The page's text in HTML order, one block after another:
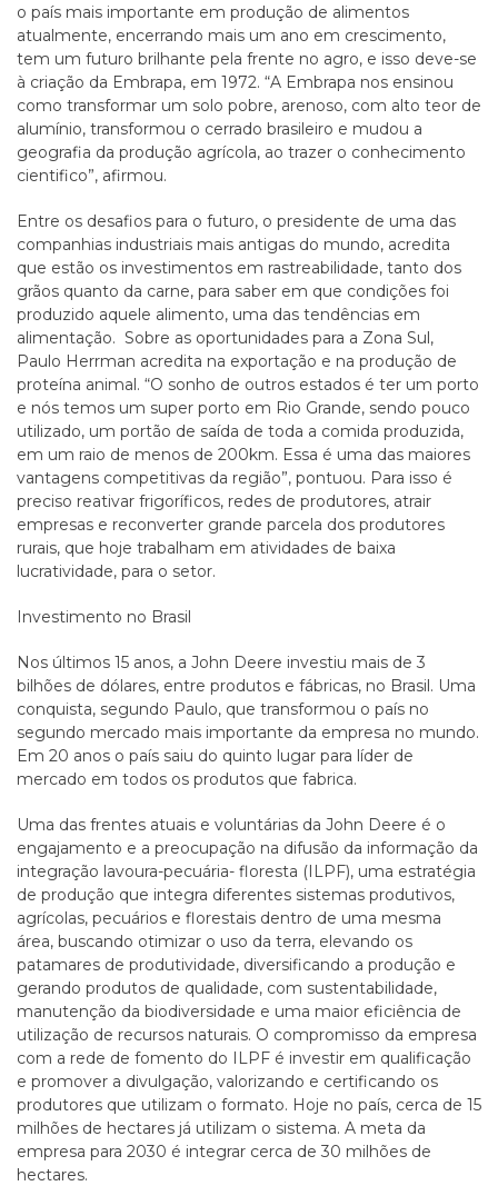
o país mais importante em produção de alimentos
atualmente, encerrando mais um ano em crescimento,
tem um futuro brilhante pela frente no agro, e isso deve-se
à criação da Embrapa, em 1972. “A Embrapa nos ensinou
como transformar um solo pobre, arenoso, com alto teor de
alumínio, transformou o cerrado brasileiro e mudou a
geografia da produção agrícola, ao trazer o conhecimento
cientifico”, afirmou.
Entre os desafios para o futuro, o presidente de uma das
companhias industriais mais antigas do mundo, acredita
que estão os investimentos em rastreabilidade, tanto dos
grãos quanto da carne, para saber em que condições foi
produzido aquele alimento, uma das tendências em
alimentação. Sobre as oportunidades para a Zona Sul,
Paulo Herrman acredita na exportação e na produção de
proteína animal. “O sonho de outros estados é ter um porto
e nós temos um super porto em Rio Grande, sendo pouco
utilizado, um portão de saída de toda a comida produzida,
em um raio de menos de 200km. Essa é uma das maiores
vantagens competitivas da região”, pontuou. Para isso é
preciso reativar frigoríficos, redes de produtores, atrair
empresas e reconverter grande parcela dos produtores
rurais, que hoje trabalham em atividades de baixa
lucratividade, para o setor.
Investimento no Brasil
Nos últimos 15 anos, a John Deere investiu mais de 3
bilhões de dólares, entre produtos e fábricas, no Brasil. Uma
conquista, segundo Paulo, que transformou o país no
segundo mercado mais importante da empresa no mundo.
Em 20 anos o país saiu do quinto lugar para líder de
mercado em todos os produtos que fabrica.
Uma das frentes atuais e voluntárias da John Deere é o
engajamento e a preocupação na difusão da informação da
integração lavoura-pecuária- floresta (ILPF), uma estratégia
de produção que integra diferentes sistemas produtivos,
agrícolas, pecuários e florestais dentro de uma mesma
área, buscando otimizar o uso da terra, elevando os
patamares de produtividade, diversificando a produção e
gerando produtos de qualidade, com sustentabilidade,
manutenção da biodiversidade e uma maior eficiência de
utilização de recursos naturais. O compromisso da empresa
com a rede de fomento do ILPF é investir em qualificação
e promover a divulgação, valorizando e certificando os
produtores que utilizam o formato. Hoje no país, cerca de 15
milhões de hectares já utilizam o sistema. A meta da
empresa para 2030 é integrar cerca de 30 milhões de
hectares.